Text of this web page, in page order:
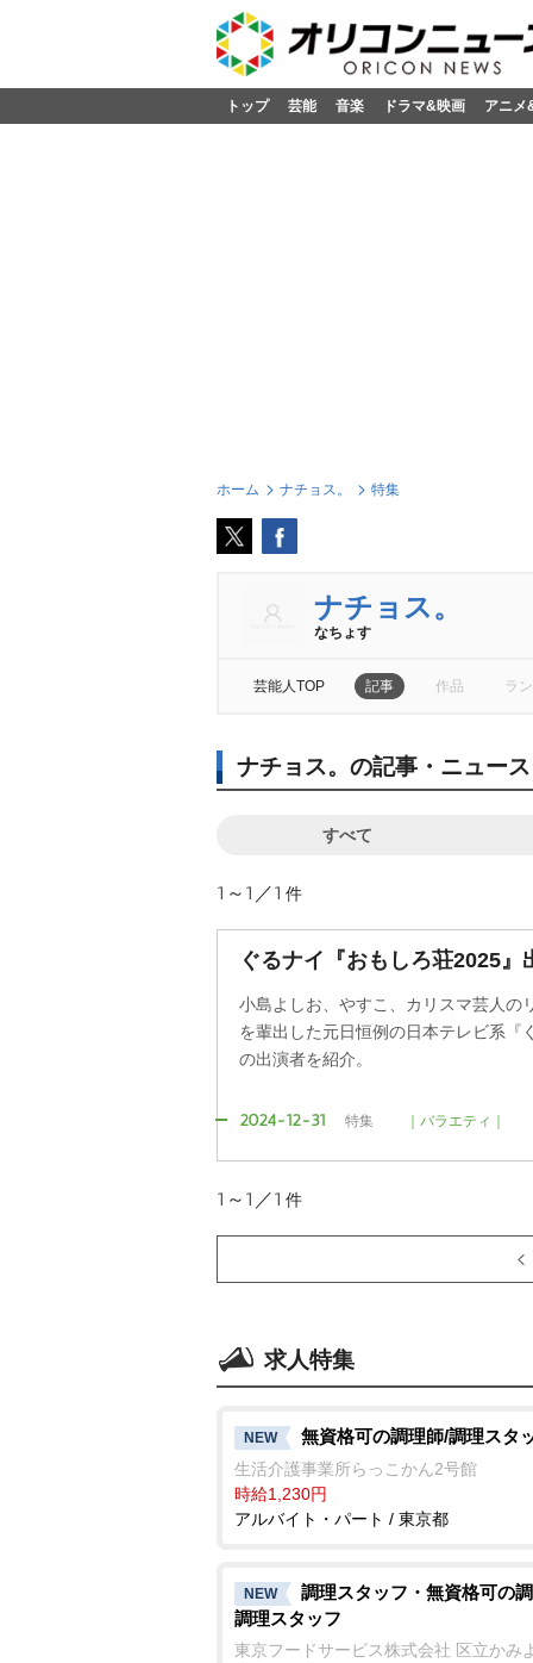
トップ 芸能 音楽 ドラマ&映画 アニメ
ホーム ナチョス。 特集
ナチョス。
なちょす
芸能人TOP 記事 作品 ラ
ナチョス。の記事・ニュー
すべて
1～1／1 件
ぐるナイ『おもしろ荘2025』
小島よしお、やすこ、カリスマ芸人の
を輩出した元日恒例の日本テレビ系『
の出演者を紹介。
2024-12-31 特集 ｜バラエティ｜
1～1／1 件
求人特集
NEW 無資格可の調理師/調理スタ
生活介護事業所らっこかん2号館
時給1,230円
アルバイト・パート / 東京都
NEW
調理スタッフ・無資格可の
調理スタッフ
東京フードサービス株式会社 区立かみ